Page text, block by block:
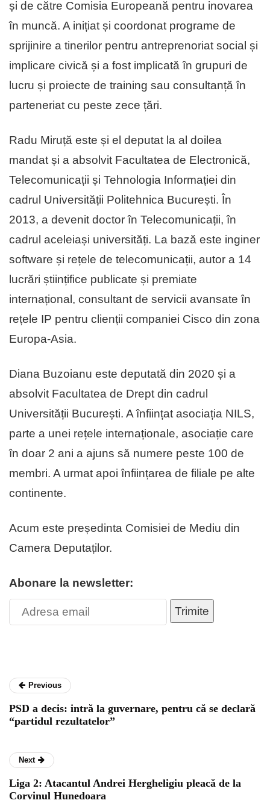
și de către Comisia Europeană pentru inovarea
în muncă. A inițiat și coordonat programe de
sprijinire a tinerilor pentru antreprenoriat social și
implicare civică și a fost implicată în grupuri de
lucru și proiecte de training sau consultanță în
parteneriat cu peste zece țări.
Radu Miruță este și el deputat la al doilea
mandat și a absolvit Facultatea de Electronică,
Telecomunicații și Tehnologia Informației din
cadrul Universității Politehnica București. În
2013, a devenit doctor în Telecomunicații, în
cadrul aceleiași universități. La bază este inginer
software și rețele de telecomunicații, autor a 14
lucrări științifice publicate și premiate
internațional, consultant de servicii avansate în
rețele IP pentru clienții companiei Cisco din zona
Europa-Asia.
Diana Buzoianu este deputată din 2020 și a
absolvit Facultatea de Drept din cadrul
Universității București. A înființat asociația NILS,
parte a unei rețele internaționale, asociație care
în doar 2 ani a ajuns să numere peste 100 de
membri. A urmat apoi înființarea de filiale pe alte
continente.
Acum este președinta Comisiei de Mediu din
Camera Deputaților.
Abonare la newsletter:
Trimite
Previous
PSD a decis: intră la guvernare, pentru că se declară
“partidul rezultatelor”
Next
Liga 2: Atacantul Andrei Hergheligiu pleacă de la
Corvinul Hunedoara